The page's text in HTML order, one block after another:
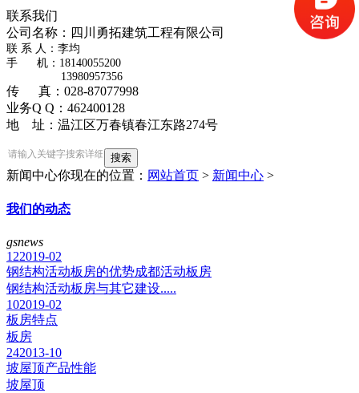
联系我们
公司名称：四川勇拓建筑工程有限公司
​联 系 人：李均
手 机：18140055200
13980957356
传 真：028-87077998
业务Q Q：462400128
地 址：温江区万春镇春江东路274号
新闻中心你现在的位置： 网站首页 > 新闻中心 >
我们的动态
gsnews
122019-02
钢结构活动板房的优势成都活动板房
钢结构活动板房与其它建设.....
102019-02
板房特点
板房
242013-10
坡屋顶产品性能
坡屋顶